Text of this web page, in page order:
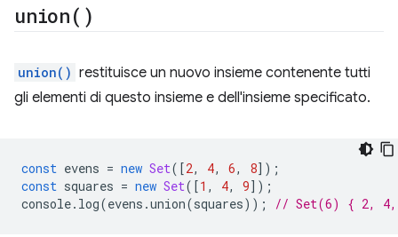
union( )
union() restituisce un nuovo insieme contenente tutti
gli elementi di questo insieme e dell'insieme specificato.
const evens = new Set([2, 4, 6, 8]);
const squares = new Set([1 , 4, 9]);
console. log(evens .union(squares)); // Set(6) { 2,